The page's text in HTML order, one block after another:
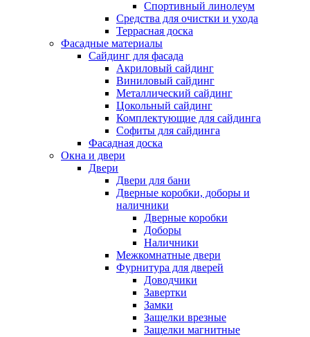
Спортивный линолеум
Средства для очистки и ухода
Террасная доска
Фасадные материалы
Сайдинг для фасада
Акриловый сайдинг
Виниловый сайдинг
Металлический сайдинг
Цокольный сайдинг
Комплектующие для сайдинга
Софиты для сайдинга
Фасадная доска
Окна и двери
Двери
Двери для бани
Дверные коробки, доборы и
наличники
Дверные коробки
Доборы
Наличники
Межкомнатные двери
Фурнитура для дверей
Доводчики
Завертки
Замки
Защелки врезные
Защелки магнитные